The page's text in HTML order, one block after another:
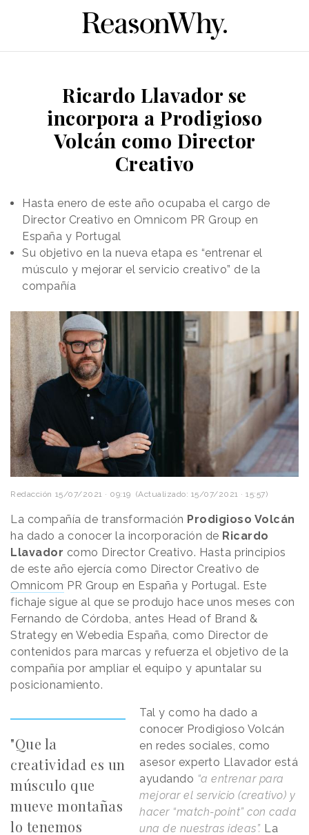
Ricardo Llavador se
incorpora a Prodigioso
Volcán como Director
Creativo
Hasta enero de este año ocupaba el cargo de
Director Creativo en Omnicom PR Group en
España y Portugal
Su objetivo en la nueva etapa es “entrenar el
músculo y mejorar el servicio creativo” de la
compañía
Redacción 15/07/2021 · 09:19 (Actualizado: 15/07/2021 · 15:57)
La compañía de transformación Prodigioso Volcán
ha dado a conocer la incorporación de Ricardo
Llavador como Director Creativo. Hasta principios
de este año ejercía como Director Creativo de
Omnicom PR Group en España y Portugal. Este
fichaje sigue al que se produjo hace unos meses con
Fernando de Córdoba, antes Head of Brand &
Strategy en Webedia España, como Director de
contenidos para marcas y refuerza el objetivo de la
compañía por ampliar el equipo y apuntalar su
posicionamiento.
"Que la
creatividad es un
músculo que
mueve montañas
lo tenemos
Tal y como ha dado a
conocer Prodigioso Volcán
en redes sociales, como
asesor experto Llavador está
ayudando “a entrenar para
mejorar el servicio (creativo) y
hacer “match-point” con cada
una de nuestras ideas”. La